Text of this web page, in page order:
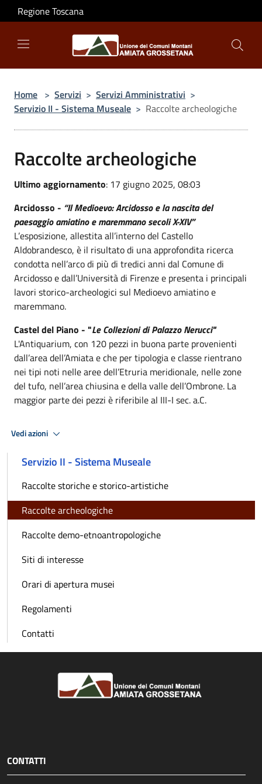
Salta al contenuto principale
Regione Toscana
Home > Servizi > Servizi Amministrativi >
Servizio II - Sistema Museale > Raccolte archeologiche
Raccolte archeologiche
Ultimo aggiornamento: 17 giugno 2025, 08:03
Arcidosso - “Il Medioevo: Arcidosso e la nascita del
paesaggio amiatino e maremmano secoli X-XIV”
L’esposizione, allestita all’interno del Castello
Aldobrandesco, è il risultato di una approfondita ricerca
condotta nell’arco di più di tredici anni dal Comune di
Arcidosso e dall’Università di Firenze e presenta i principali
lavori storico-archeologici sul Medioevo amiatino e
maremmano.
Castel del Piano - "Le Collezioni di Palazzo Nerucci"
L'Antiquarium, con 120 pezzi in buona parte provenienti
dall’area dell’Amiata e che per tipologia e classe rientrano
nei tipi noti nelle aree dell’Etruria meridionale, nelle zone
del tufo, nell’area chiusina e della valle dell’Ombrone. La
maggior parte dei pezzi è riferibile al III-I sec. a.C.
Vedi azioni
Servizio II - Sistema Museale
Raccolte storiche e storico-artistiche
Raccolte archeologiche
Raccolte demo-etnoantropologiche
Siti di interesse
Orari di apertura musei
Regolamenti
Contatti
CONTATTI